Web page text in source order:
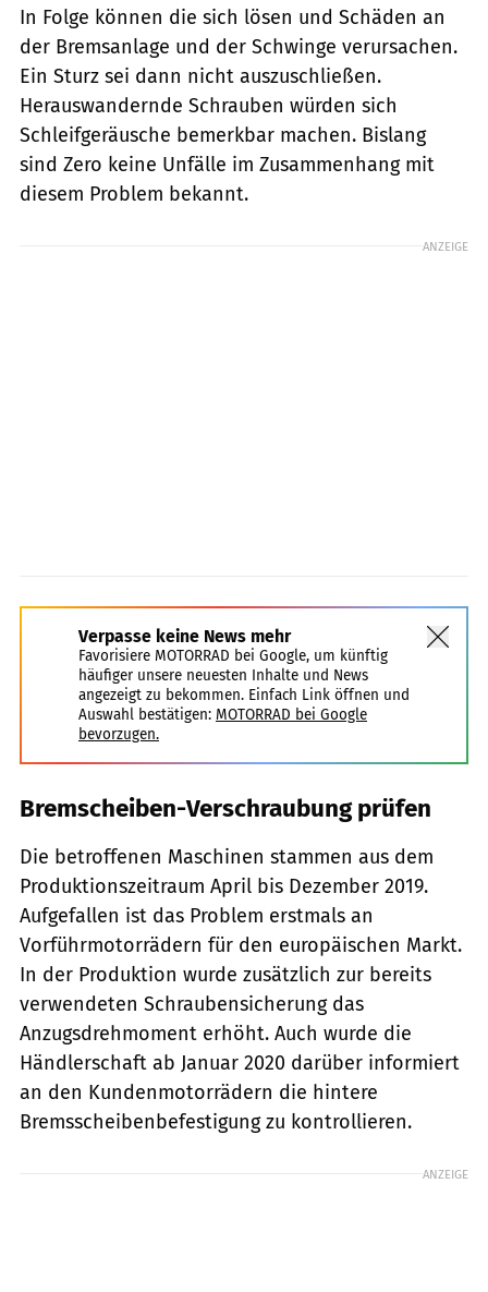
In Folge können die sich lösen und Schäden an
der Bremsanlage und der Schwinge verursachen.
Ein Sturz sei dann nicht auszuschließen.
Herauswandernde Schrauben würden sich
Schleifgeräusche bemerkbar machen. Bislang
sind Zero keine Unfälle im Zusammenhang mit
diesem Problem bekannt.
ANZEIGE
Verpasse keine News mehr
Favorisiere MOTORRAD bei Google, um künftig
häufiger unsere neuesten Inhalte und News
angezeigt zu bekommen. Einfach Link öffnen und
Auswahl bestätigen: MOTORRAD bei Google
bevorzugen.
Bremscheiben-Verschraubung prüfen
Die betroffenen Maschinen stammen aus dem
Produktionszeitraum April bis Dezember 2019.
Aufgefallen ist das Problem erstmals an
Vorführmotorrädern für den europäischen Markt.
In der Produktion wurde zusätzlich zur bereits
verwendeten Schraubensicherung das
Anzugsdrehmoment erhöht. Auch wurde die
Händlerschaft ab Januar 2020 darüber informiert
an den Kundenmotorrädern die hintere
Bremsscheibenbefestigung zu kontrollieren.
ANZEIGE